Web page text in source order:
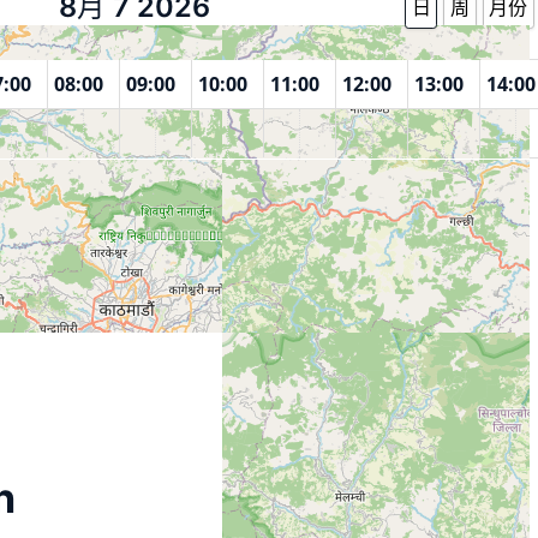
8月 7 2026 日 周 月份
08:00 09:00 10:00 11:00 12:00 13:00 14:00